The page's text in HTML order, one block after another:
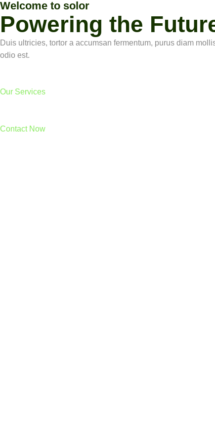
Welcome to solor
Powering the
Duis ultricies, tortor a accumsan fermentum, purus diam
odio est.
Our Services
Contact Now